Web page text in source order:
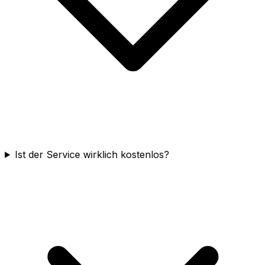
Ist der Service wirklich kostenlos?